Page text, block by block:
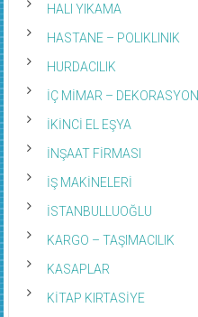
HALI YIKAMA
HASTANE – POLIKLINIK
HURDACILIK
İÇ MİMAR – DEKORASYON
İKİNCİ EL EŞYA
İNŞAAT FİRMASI
İŞ MAKİNELERİ
İSTANBULLUOĞLU
KARGO – TAŞIMACILIK
KASAPLAR
KİTAP KIRTASİYE